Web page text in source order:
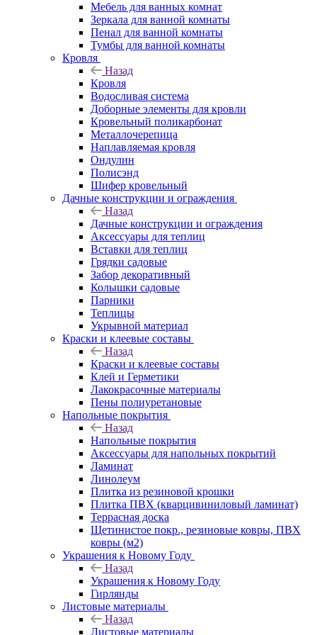
Мебель для ванных комнат
Зеркала для ванной комнаты
Пенал для ванной комнаты
Тумбы для ванной комнаты
Кровля
Назад
Кровля
Водосливая система
Доборные элементы для кровли
Кровельный поликарбонат
Металлочерепица
Наплавляемая кровля
Ондулин
Полисэнд
Шифер кровельный
Дачные конструкции и ограждения
Назад
Дачные конструкции и ограждения
Аксессуары для теплиц
Вставки для теплиц
Грядки садовые
Забор декоративный
Колышки садовые
Парники
Теплицы
Укрывной материал
Краски и клеевые составы
Назад
Краски и клеевые составы
Клей и Герметики
Лакокрасочные материалы
Пены полиуретановые
Напольные покрытия
Назад
Напольные покрытия
Аксессуары для напольных покрытий
Ламинат
Линолеум
Плитка из резиновой крошки
Плитка ПВХ (кварцивиниловый ламинат)
Террасная доска
Щетинистое покр., резиновые ковры, ПВХ
ковры (м2)
Украшения к Новому Году
Назад
Украшения к Новому Году
Гирлянды
Листовые материалы
Назад
Листовые материалы